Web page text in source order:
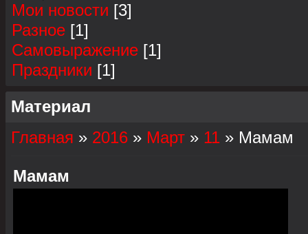
Мои новости [3]
Разное [1]
Самовыражение [1]
Праздники [1]
Материал
Главная » 2016 » Март » 11 » Мамам
Мамам